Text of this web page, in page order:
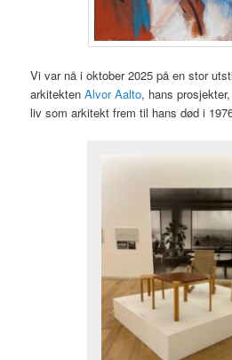
Vi var nå i oktober 2025 på en stor
arkitektenAlvor Aalto, hans
liv som arkitekt frem til hans død i